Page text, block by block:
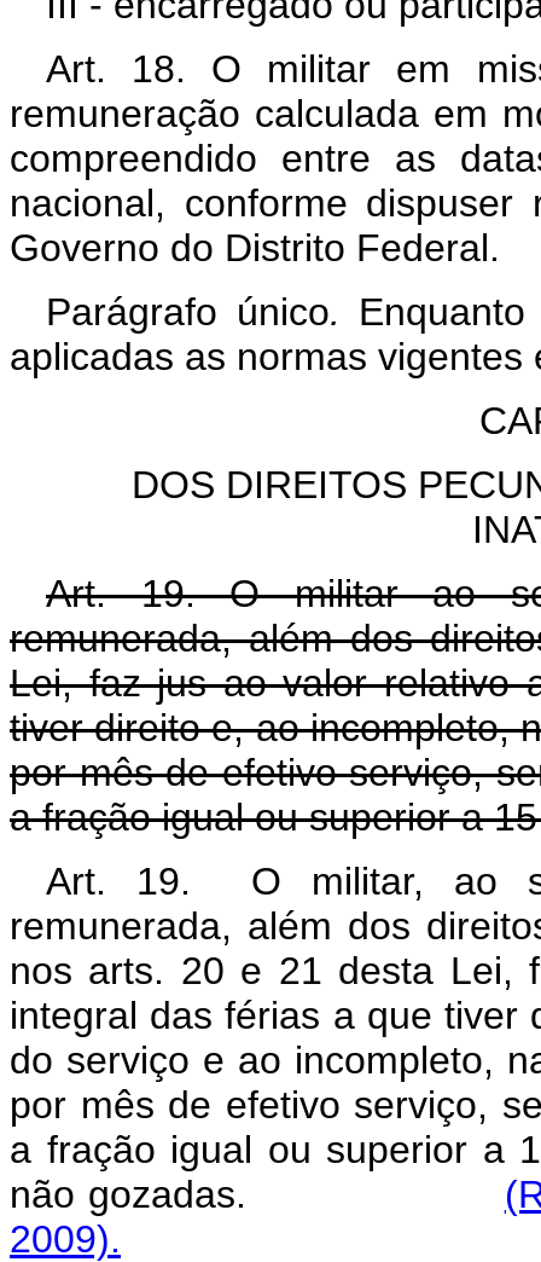
Art. 18. O militar em
remuneração calculada em
compreendido entre as
nacional, conforme
Governo do Distrito Federal.
Parágrafo único.
aplicadas as normas
DOS DIREITOS
Art. 19. O militar ao
remunerada, além dos
Lei, faz jus ao valor relativo
tiver direito e, ao incompleto,
por mês de efetivo serviço,
a fração igual ou superior a
Art. 19. O militar, ao
remunerada, além dos
nos arts. 20 e 21 desta Lei,
integral das férias a que tiver
do serviço e ao incompleto,
por mês de efetivo serviço,
a fração igual ou superior a
não gozadas.
2009).